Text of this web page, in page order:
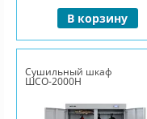
В корзину
Сушильный шкаф
ШСО-2000Н